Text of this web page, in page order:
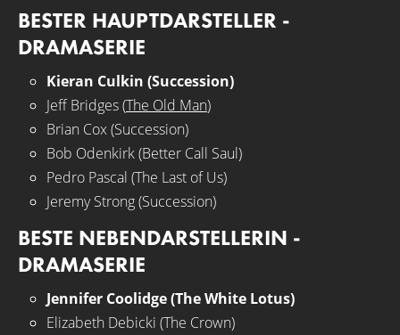
BESTER HAUPTDARSTELLER -
DRAMASERIE
Kieran Culkin (Succession)
Jeff Bridges (The Old Man)
Brian Cox (Succession)
Bob Odenkirk (Better Call Saul)
Pedro Pascal (The Last of Us)
Jeremy Strong (Succession)
BESTE NEBENDARSTELLERIN -
DRAMASERIE
Jennifer Coolidge (The White Lotus)
Elizabeth Debicki (The Crown)